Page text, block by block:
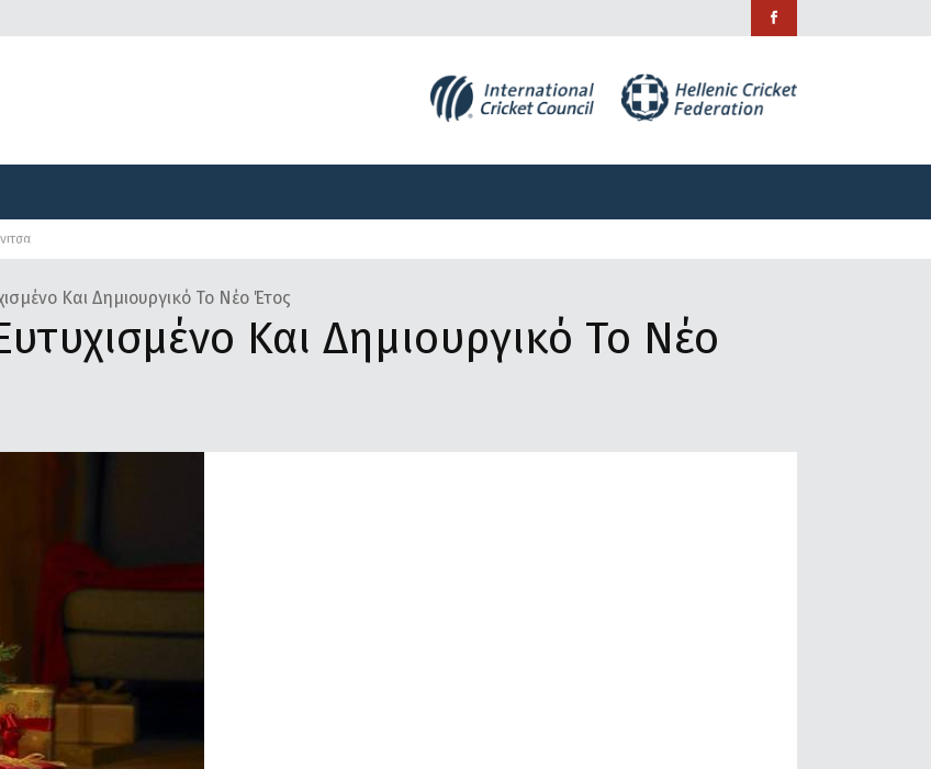
Και Δημιουργικό Το Νέο Έτος
Και Δημιουργικό Το Νέο